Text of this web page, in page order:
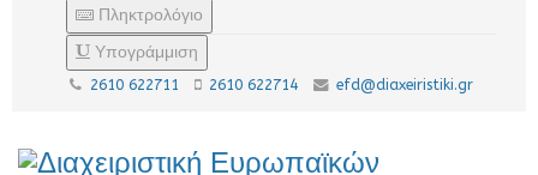
Πληκτρολόγιο
Υπογράμμιση
2610 622711 2610 622714 efd@diaxeiristiki.gr